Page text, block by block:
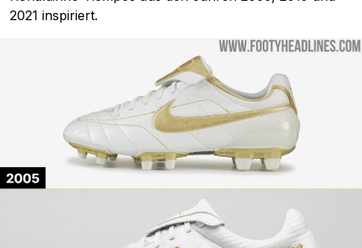
2021 inspiriert.